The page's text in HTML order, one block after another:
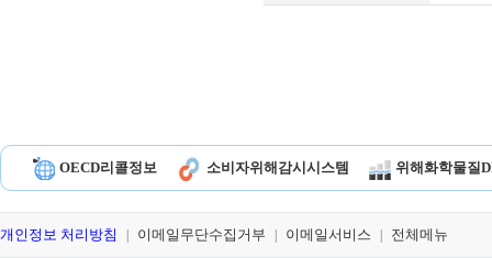
OECD리콜정보 소비자위해감시시스템 위해화학물질
개인정보 처리방침 이메일무단수집거부 이메일서비스 전체메뉴